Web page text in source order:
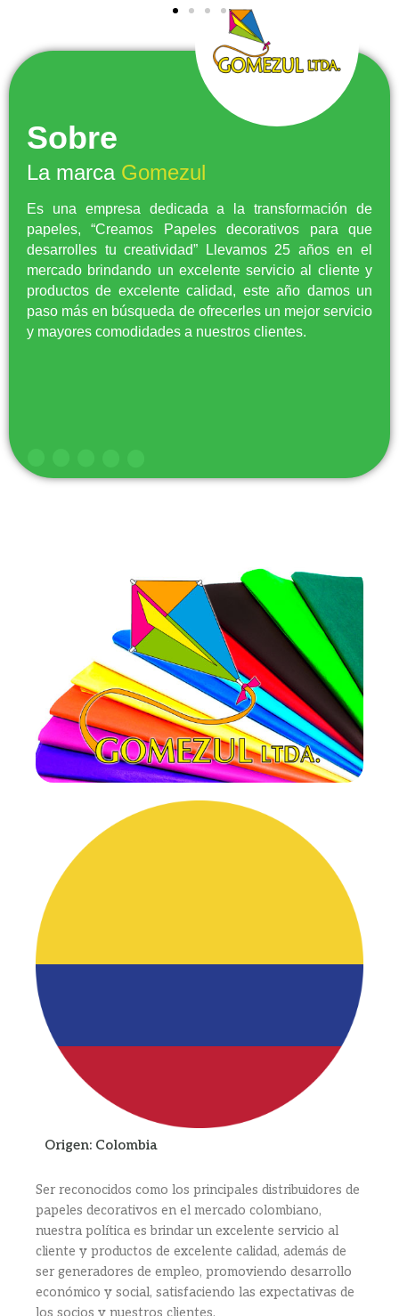
Sobre
La marca Gomezul
Es una empresa dedicada a la transformación de
papeles, “Creamos Papeles decorativos para que
desarrolles tu creatividad” Llevamos 25 años en el
mercado brindando un excelente servicio al cliente y
productos de excelente calidad, este año damos un
paso más en búsqueda de ofrecerles un mejor servicio
y mayores comodidades a nuestros clientes.
Origen: Colombia
Ser reconocidos como los principales distribuidores de
papeles decorativos en el mercado colombiano,
nuestra política es brindar un excelente servicio al
cliente y productos de excelente calidad, además de
ser generadores de empleo, promoviendo desarrollo
económico y social, satisfaciendo las expectativas de
los socios y nuestros clientes.